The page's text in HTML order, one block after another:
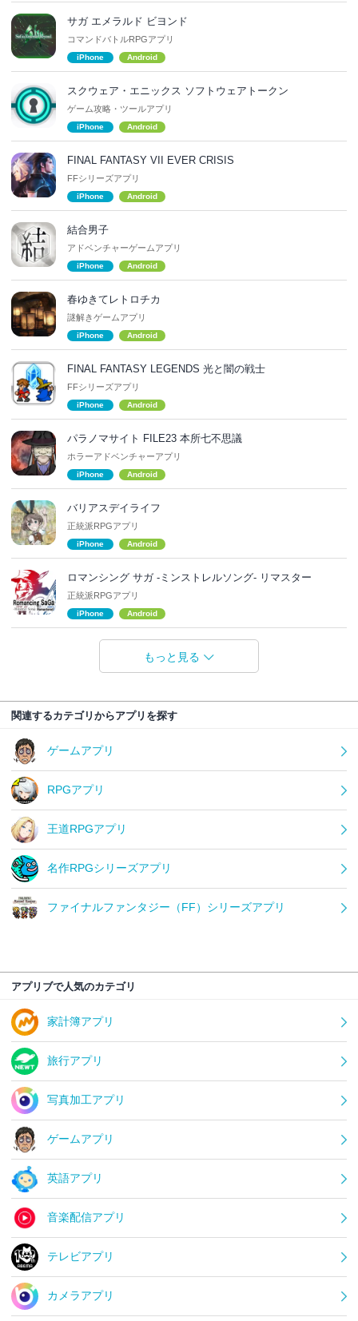
サガ エメラルド ビヨンド
コマンドバトルRPGアプリ
iPhone Android
スクウェア・エニックス ソフトウェアトークン
ゲーム攻略・ツールアプリ
iPhone Android
FINAL FANTASY VII EVER CRISIS
FFシリーズアプリ
iPhone Android
結合男子
アドベンチャーゲームアプリ
iPhone Android
春ゆきてレトロチカ
謎解きゲームアプリ
iPhone Android
FINAL FANTASY LEGENDS 光と闇の戦士
FFシリーズアプリ
iPhone Android
パラノマサイト FILE23 本所七不思議
ホラーアドベンチャーアプリ
iPhone Android
バリアスデイライフ
正統派RPGアプリ
iPhone Android
ロマンシング サガ -ミンストレルソング- リマスター
正統派RPGアプリ
iPhone Android
もっと見る
関連するカテゴリからアプリを探す
ゲームアプリ
RPGアプリ
王道RPGアプリ
名作RPGシリーズアプリ
ファイナルファンタジー（FF）シリーズアプリ
アプリブで人気のカテゴリ
家計簿アプリ
旅行アプリ
写真加工アプリ
ゲームアプリ
英語アプリ
音楽配信アプリ
テレビアプリ
カメラアプリ